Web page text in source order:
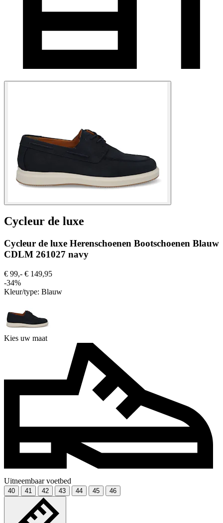
Cycleur de luxe
Cycleur de luxe Herenschoenen Bootschoenen Blauw
CDLM 261027 navy
€ 99,- € 149,95
-34%
Kleur/type: Blauw
Kies uw maat
Uitneembaar voetbed
40 41 42 43 44 45 46